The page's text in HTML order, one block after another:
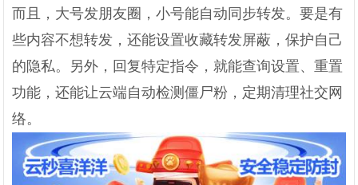
而且，大号发朋友圈，小号能自动同步转发。要是有
些内容不想转发，还能设置收藏转发屏蔽，保护自己
的隐私。另外，回复特定指令，就能查询设置、重置
功能，还能让云端自动检测僵尸粉，定期清理社交网
络。